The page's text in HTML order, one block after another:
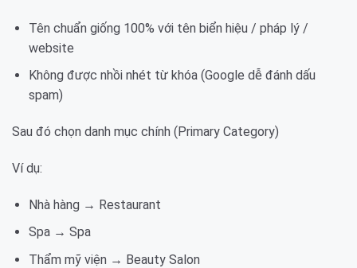
Tên chuẩn giống 100% với tên biển hiệu / pháp lý /
website
Không được nhồi nhét từ khóa (Google dễ đánh dấu
spam)
Sau đó chọn danh mục chính (Primary Category)
Ví dụ:
Nhà hàng → Restaurant
Spa → Spa
Thẩm mỹ viện → Beauty Salon